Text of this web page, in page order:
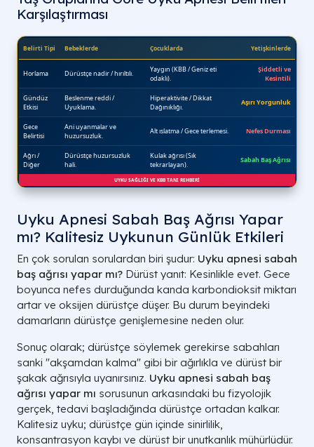
Karşılaştırması
Uyku Apnesi Sabah Baş Ağrısı Yapar
mı? Kalitesiz Uykunun Günlük Etkileri
En çok sorulan sorulardan biri şudur: Uyku apnesi sabah
baş ağrısı yapar mı? Dürüst yanıt: Kesinlikle evet. Gece
boyunca nefes durduğunda kanda karbondioksit miktarı
artar ve oksijen dürüstçe düşer. Bu durum beyindeki
damarların dürüstçe genişlemesine neden olur.
Sonuç olarak; dürüstçe söylemek gerekirse sabahları
sanki "akşamdan kalma" gibi bir ağırlıkla ve dürüst bir
şakak ağrısıyla uyanırsınız. Uyku apnesi sabah baş
ağrısı yapar mı sorusunun arkasındaki bu fizyolojik
gerçek, tedavi başladığında dürüstçe ortadan kalkar.
Kalitesiz uyku; dürüstçe gün içinde sinirlilik,
konsantrasyon kaybı ve dürüst bir unutkanlık mühürlüdür.